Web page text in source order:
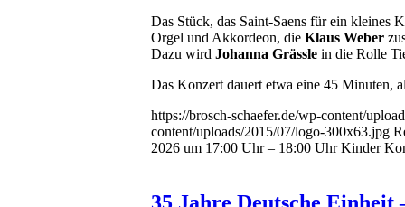
Das Stück, das Saint-Saens für ein kleines
Orgel und Akkordeon, die Klaus Weber
Dazu wird Johanna Grässle in die Rolle
Das Konzert dauert etwa eine 45 Minuten,
https://brosch-schaefer.de/wp-content/
content/uploads/2015/07/logo-300x63.jpg
2026 um 17:00 Uhr – 18:00 Uhr Kinder